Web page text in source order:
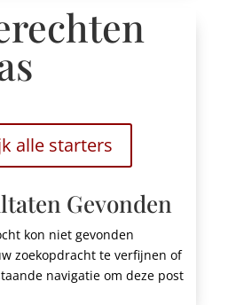
alle starters
Gevonden
kon niet gevonden
zoekopdracht te verfijnen of
navigatie om deze post